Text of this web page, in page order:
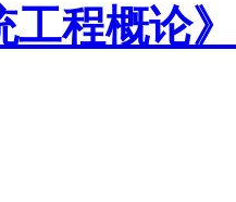
工程概论